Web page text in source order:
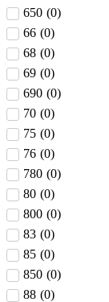
650 (0)
66 (0)
68 (0)
69 (0)
690 (0)
70 (0)
75 (0)
76 (0)
780 (0)
80 (0)
800 (0)
83 (0)
85 (0)
850 (0)
88 (0)